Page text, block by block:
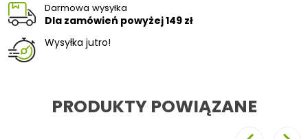
Darmowa wysyłka
Dla zamówień powyżej149 zł
Wysyłka jutro!
PRODUKTY POWIĄZANE